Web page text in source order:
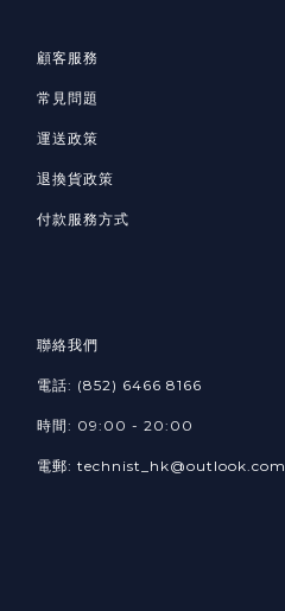
顧客服務
常見問題
運送政策
退換貨政策
付款服務方式
聯絡我們
電話: (852) 6466 8166
時間: 09:00 - 20:00
電郵: technist_hk@outlook.com